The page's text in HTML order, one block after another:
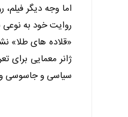
اما وجه دیگر
روایت خود به نوعی
«قلاده های طلا»
سیاسی و جاسوسی و